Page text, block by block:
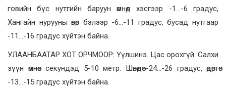
говийн бүс нутгийн баруун өмнөд хэсгээр -1…-6 градус,
Хангайн нурууны өвөр бэлээр -6…-11 градус, бусад нутгаар
-11…-16 градус хүйтэн байна.
УЛААНБААТАР ХОТ ОРЧМООР: Үүлшинэ. Цас орохгүй. Салхи
зүүн өмнөөс секундэд 5-10 метр. Шөнөдөө -24…-26 градус, өдөртөө
-13…-15 градус хүйтэн байна.